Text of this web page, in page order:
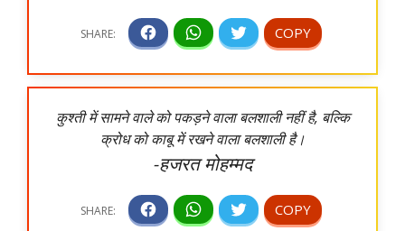
कुश्ती में सामने वाले को पकड़ने वाला बलशाली नहीं है, बल्कि
क्रोध को काबू में रखने वाला बलशाली है।
-हजरत मोहम्मद